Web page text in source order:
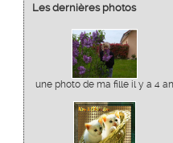
Les dernières photos
une photo de ma fille il y a 4 an